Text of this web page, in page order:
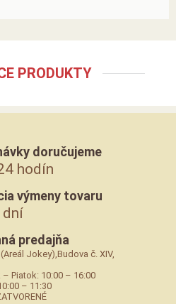
PRODUKTY
doručujeme
hodín
výmeny tovaru
dní
predajňa
Jokey),Budova č. XIV,
Piatok: 10:00 – 16:00
– 11:30